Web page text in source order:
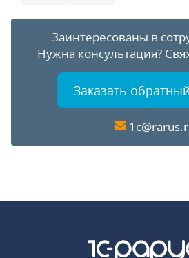
Заинтересованы в
Нужна консультация?
Заказать